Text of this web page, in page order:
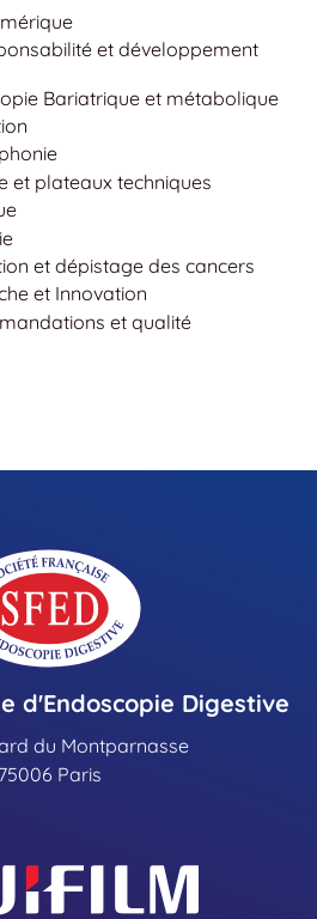
et développement
Bariatrique et métabolique
et plateaux techniques
et dépistage des cancers
et Innovation
et qualité
d'Endoscopie Digestive
du Montparnasse
75006 Paris